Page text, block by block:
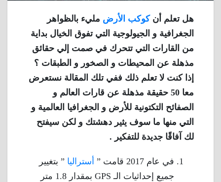
هل تعلم أنكوكب الأرض مليء بالظواهر
الجغرافية و الجيولوجية التي تفوق الخيال بداية
من القارات التي تتحرك في صمت إلي حقائق
مذهلة عن المحيطات و الصخور و الطبقات ؟
إذا كنت لا تعلم ذلك ففي تلك المقالة نستعرض
معا 50 حقيقة مذهلة عن قارات العالم و
الصفائح التكتونية للأرض و الجغرافيا العالمية و
التي منها ما سوف يثير دهشتك و لكن سيفتح
لك آفاقًا جديدة للتفكير .
في عام 2017 قامت ” أستراليا ” بتغيير
جميع إحداثيات الـ GPS بمقدار 1.8 متر